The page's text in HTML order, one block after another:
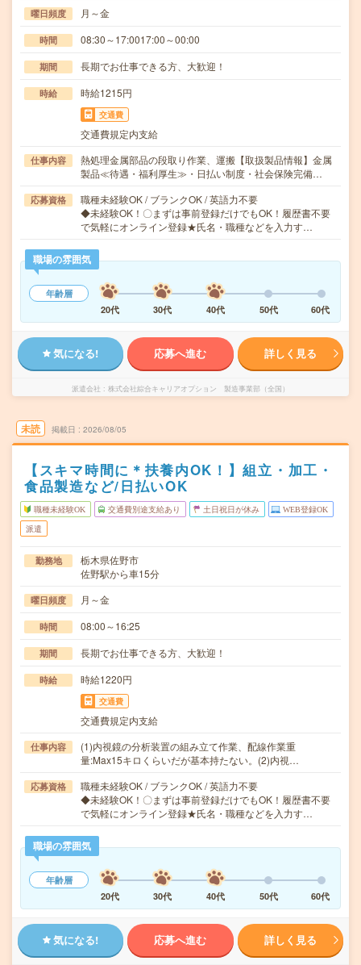
曜日頻度 月～金
時間 08:30～17:0017:00～00:00
期間 長期でお仕事できる方、大歓迎！
時給 時給1215円
交通費
交通費規定内支給
仕事内容
熱処理金属部品の段取り作業、運搬【取扱製品情報】金属
製品≪待遇・福利厚生≫・日払い制度・社会保険完備…
応募資格
職種未経験OK / ブランクOK / 英語力不要
◆未経験OK！〇まずは事前登録だけでもOK！履歴書不要
で気軽にオンライン登録★氏名・職種などを入力す…
職場の雰囲気
年齢層
20代
30代 40代 50代 60代
気になる! 応募へ進む 詳しく見る
派遣会社 株式会社綜合キャリアオプション 製造事業部（全国）
未読 掲載日 2026/08/05
【スキマ時間に＊扶養内OK！】組立・加工・
食品製造など/日払いOK
職種未経験OK 交通費別途支給あり 土日祝日が休み WEB登録OK
派遣
勤務地
栃木県佐野市
佐野駅から車15分
曜日頻度 月～金
時間 08:00～16:25
期間 長期でお仕事できる方、大歓迎！
時給 時給1220円
交通費
交通費規定内支給
仕事内容
(1)内視鏡の分析装置の組み立て作業、配線作業重
量:Max15キロくらいだが基本持たない。(2)内視…
応募資格
職種未経験OK / ブランクOK / 英語力不要
◆未経験OK！〇まずは事前登録だけでもOK！履歴書不要
で気軽にオンライン登録★氏名・職種などを入力す…
職場の雰囲気
年齢層
20代
30代 40代 50代 60代
気になる! 応募へ進む 詳しく見る